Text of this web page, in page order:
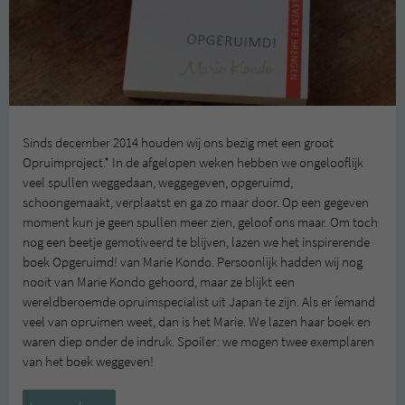
Sinds december 2014 houden wij ons bezig met een groot
Opruimproject.* In de afgelopen weken hebben we ongelooflijk
veel spullen weggedaan, weggegeven, opgeruimd,
schoongemaakt, verplaatst en ga zo maar door. Op een gegeven
moment kun je geen spullen meer zien, geloof ons maar. Om toch
nog een beetje gemotiveerd te blijven, lazen we het inspirerende
boek Opgeruimd! van Marie Kondo. Persoonlijk hadden wij nog
nooit van Marie Kondo gehoord, maar ze blijkt een
wereldberoemde opruimspecialist uit Japan te zijn. Als er íemand
veel van opruimen weet, dan is het Marie. We lazen haar boek en
waren diep onder de indruk. Spoiler: we mogen twee exemplaren
van het boek weggeven!